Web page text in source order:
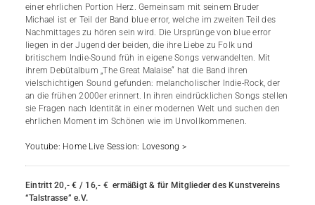
einer ehrlichen Portion Herz. Gemeinsam mit seinem Bruder
Michael ist er Teil der Band blue error, welche im zweiten Teil des
Nachmittages zu hören sein wird. Die Ursprünge von blue error
liegen in der Jugend der beiden, die ihre Liebe zu Folk und
britischem Indie-Sound früh in eigene Songs verwandelten. Mit
ihrem Debütalbum „The Great Malaise“ hat die Band ihren
vielschichtigen Sound gefunden: melancholischer Indie-Rock, der
an die frühen 2000er erinnert. In ihren eindrücklichen Songs stellen
sie Fragen nach Identität in einer modernen Welt und suchen den
ehrlichen Moment im Schönen wie im Unvollkommenen.
Youtube: Home Live Session: Lovesong >
Eintritt 20,- € / 16,- € ermäßigt & für Mitglieder des Kunstvereins
“Talstrasse” e.V.